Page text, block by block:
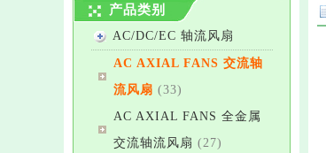
产品类别
AC/DC/EC 轴流风扇
AC AXIAL FANS 交流轴
流风扇 (33)
AC AXIAL FANS 全金属
交流轴流风扇 (27)